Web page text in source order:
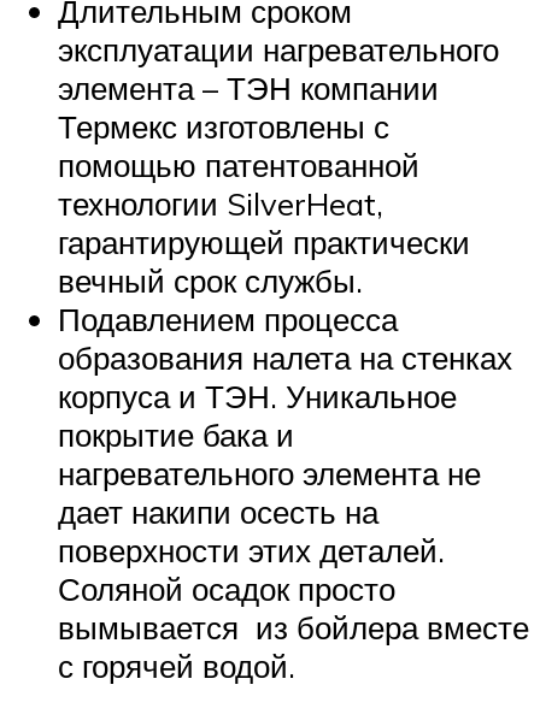
Длительным сроком
эксплуатации нагревательного
элемента – ТЭН компании
Термекс изготовлены с
помощью патентованной
технологии SilverHeat,
гарантирующей практически
вечный срок службы.
Подавлением процесса
образования налета на стенках
корпуса и ТЭН. Уникальное
покрытие бака и
нагревательного элемента не
дает накипи осесть на
поверхности этих деталей.
Соляной осадок просто
вымывается из бойлера вместе
с горячей водой.